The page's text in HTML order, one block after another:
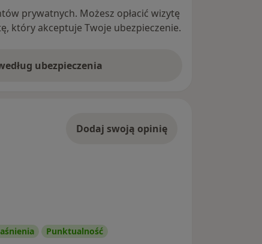
prywatnych. Możesz opłacić wizytę
który akceptuje Twoje ubezpieczenie.
ubezpieczenia
Dodaj swoją opinię
Punktualność